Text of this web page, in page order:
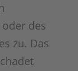
des
zu. Das